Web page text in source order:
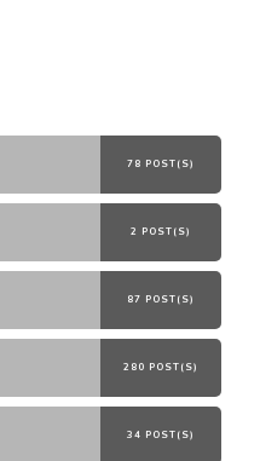
78 POST(S)
2 POST(S)
87 POST(S)
280 POST(S)
34 POST(S)